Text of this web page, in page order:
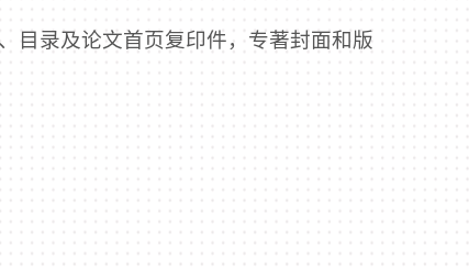
目录及论文首页复印件，专著封面和版